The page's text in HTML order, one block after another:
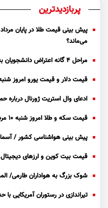
پربازدیدترین
می‌ماند؟
مراحل ۴ گانه اعتراض دانشجویان به احکام انضباطی
قیمت دلار و قیمت یورو امروز شنبه ۱۰ مرداد ۱۴۰۵ +
ادعای وال استریت ژورنال درباره
قیمت سکه و طلا امروز شنبه ۱۰ مرداد ۱۴۰۵ + جدول
پیش بینی هواشناسی کشور /
قیمت بیت کوین و ارز‌های دیجیتال امروز شنبه ۱۰
شوک بزرگ به هواداران طارمی/
تیراندازی در رستوران آمریکایی با حداقل ۳ کشته